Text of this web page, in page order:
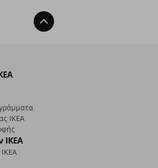
Back To Top
IKEA
IKEA